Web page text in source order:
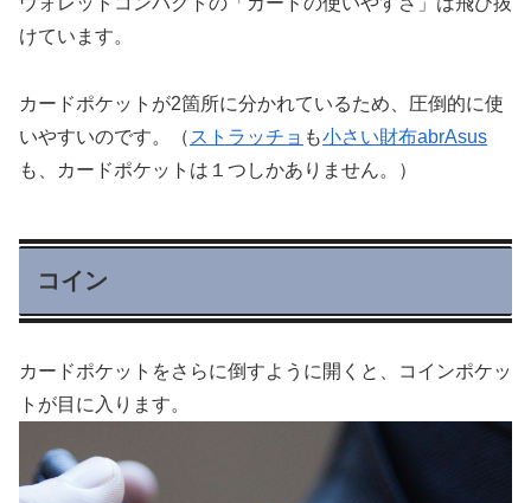
けています。
カードポケットが2箇所に分かれているため、圧倒的に使
いやすいのです。（ ストラッチョ も小さい財布abrAsus
も、カードポケットは１つしかありません。）
コイン
カードポケットをさらに倒すように開くと、コインポケッ
トが目に入ります。